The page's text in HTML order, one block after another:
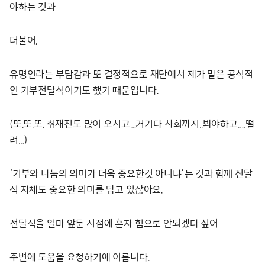
야하는 것과
더불어,
유명인라는 부담감과 또 결정적으로 재단에서 제가 맡은 공식적
인 기부전달식이기도 했기 때문입니다.
(또,또,또, 취재진도 많이 오시고…거기다 사회까지..봐야하고….떨
려…)
‘기부와 나눔의 의미가 더욱 중요한것 아니냐’는 것과 함께 전달
식 자체도 중요한 의미를 담고 있잖아요.
전달식을 얼마 앞둔 시점에 혼자 힘으로 안되겠다 싶어
주변에 도움을 요청하기에 이릅니다.